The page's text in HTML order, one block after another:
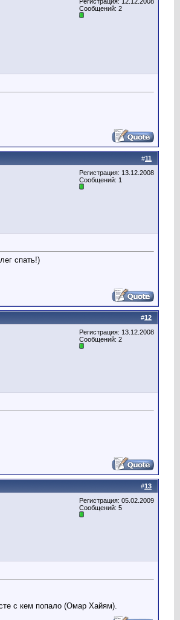
Сообщений: 2
#11
Регистрация: 13.12.2008
Сообщений: 1
спать!)
#12
Регистрация: 13.12.2008
Сообщений: 2
#13
Регистрация: 05.02.2009
Сообщений: 5
с кем попало (Омар Хайям).